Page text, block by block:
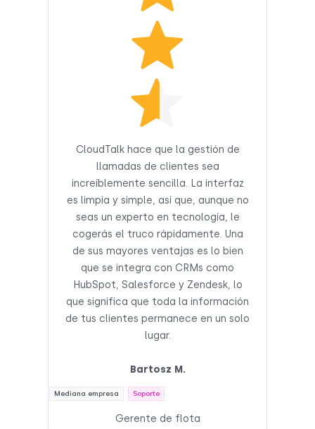
CloudTalk hace que la gestión de
llamadas de clientes sea
increíblemente sencilla. La interfaz
es limpia y simple, así que, aunque no
seas un experto en tecnología, le
cogerás el truco rápidamente. Una
de sus mayores ventajas es lo bien
que se integra con CRMs como
HubSpot, Salesforce y Zendesk, lo
que significa que toda la información
de tus clientes permanece en un solo
lugar.
Bartosz M.
Mediana empresa Soporte
Gerente de flota